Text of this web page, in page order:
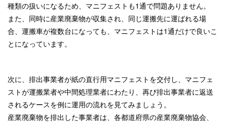
種類の扱いになるため、マニフェストも1通で問題ありません。
また、同時に産業廃棄物が収集され、同じ運搬先に運ばれる場
合、運搬車が複数台になっても、マニフェストは1通だけで良いこ
とになっています。
次に、排出事業者が紙の直行用マニフェストを交付し、マニフェ
ストが運搬業者や中間処理業者にわたり、再び排出事業者に返送
されるケースを例に運用の流れを見てみましょう。
産業廃棄物を排出した事業者は、各都道府県の産業廃棄物協会、